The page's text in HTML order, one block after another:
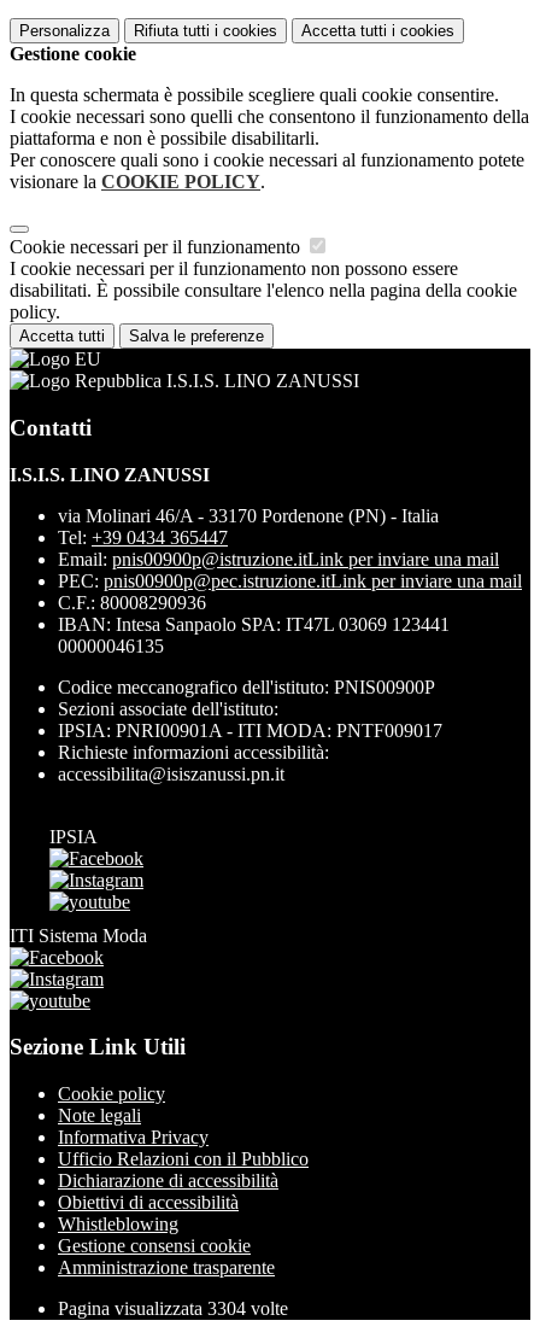
Personalizza Rifiuta tutti i cookies Accetta tutti i cookies
Gestione cookie
In questa schermata è possibile scegliere quali cookie consentire.
I cookie necessari sono quelli che consentono il funzionamento della
piattaforma e non è possibile disabilitarli.
Per conoscere quali sono i cookie necessari al funzionamento potete
visionare la COOKIE POLICY.
Cookie necessari per il funzionamento
I cookie necessari per il funzionamento non possono essere
disabilitati. È possibile consultare l'elenco nella pagina della cookie
policy.
Accetta tutti Salva le preferenze
I.S.I.S. LINO ZANUSSI
Contatti
I.S.I.S. LINO ZANUSSI
via Molinari 46/A - 33170 Pordenone (PN) - Italia
Tel: +39 0434 365447
Email: pnis00900p@istruzione.itLink per inviare una mail
PEC: pnis00900p@pec.istruzione.itLink per inviare una mail
C.F.: 80008290936
IBAN: Intesa Sanpaolo SPA: IT47L 03069 123441
00000046135
Codice meccanografico dell'istituto: PNIS00900P
Sezioni associate dell'istituto:
IPSIA: PNRI00901A - ITI MODA: PNTF009017
Richieste informazioni accessibilità:
accessibilita@isiszanussi.pn.it
IPSIA
ITI Sistema Moda
Sezione Link Utili
Cookie policy
Note legali
Informativa Privacy
Ufficio Relazioni con il Pubblico
Dichiarazione di accessibilità
Obiettivi di accessibilità
Whistleblowing
Gestione consensi cookie
Amministrazione trasparente
Pagina visualizzata 3304 volte